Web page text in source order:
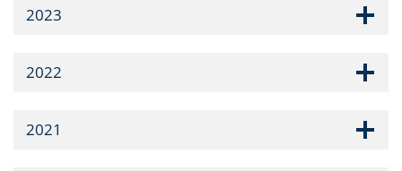
2023
2022
2021